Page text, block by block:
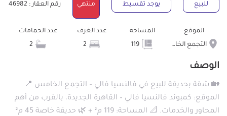
للبيع يوجد تقسيط منتهي رقم العقار : 46982
الموقع
التجمع الخامس الشويفات
المساحة
عدد الغرف
عدد الحمامات
الوصف
🏡 شقة بحديقة للبيع في فالنسيا فالي – التجمع الخامس 📍
الموقع: كمبوند فالنسيا فالي – القاهرة الجديدة، بالقرب من أهم
المحاور والخدمات. 📐 المساحة: 119 م² + 🌿 حديقة خاصة 45 م²